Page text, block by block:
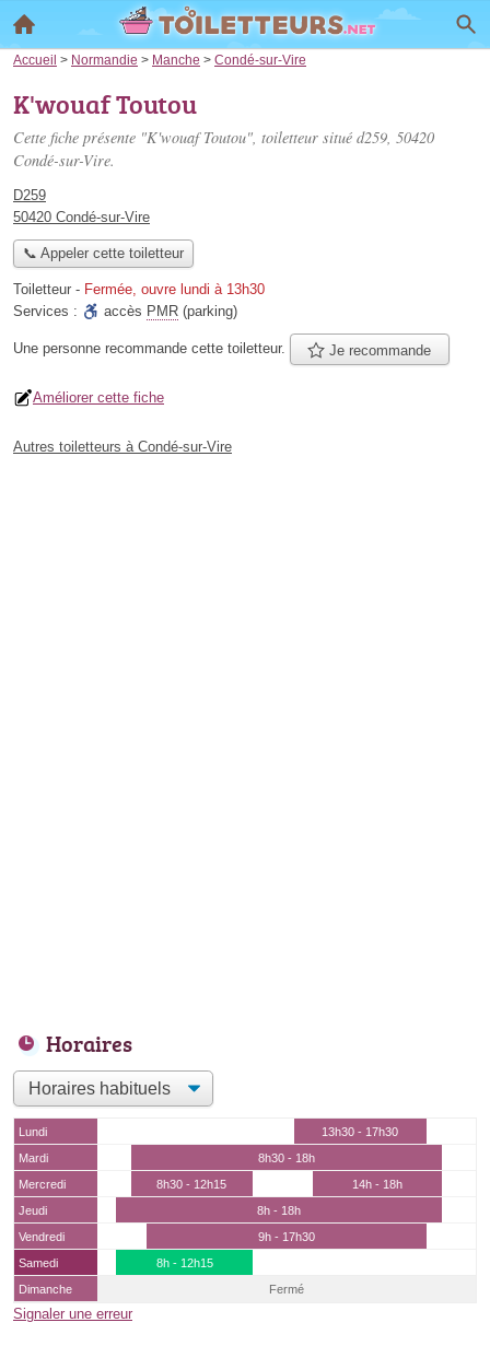
Accueil > Normandie > Manche > Condé-sur-Vire
K'wouaf Toutou
Cette fiche présente "K'wouaf Toutou", toiletteur situé d259, 50420
Condé-sur-Vire.
D259
50420 Condé-sur-Vire
📞 Appeler cette toiletteur
Toiletteur - Fermée, ouvre lundi à 13h30
Services :
accès PMR (parking)
Une personne recommande cette toiletteur. Je recommande
Améliorer cette fiche
Autres toiletteurs à Condé-sur-Vire
Horaires
Lundi
13h30 - 17h30
Mardi
8h30 - 18h
Mercredi
8h30 - 12h15
14h - 18h
Jeudi
8h - 18h
Vendredi
9h - 17h30
Samedi
8h - 12h15
Dimanche
Fermé
Signaler une erreur